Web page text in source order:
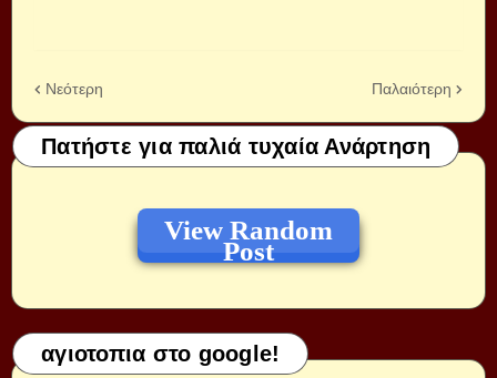
Νεότερη Παλαιότερη
Πατήστε για παλιά τυχαία Ανάρτηση
View Random
Post
αγιοτοπια στο google!